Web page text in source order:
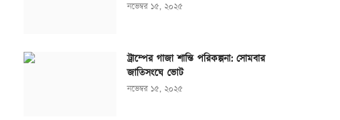
নভেম্বর ১৫, ২০২৫
ট্রাম্পের গাজা শান্তি পরিকল্পনা: সোমবার
জাতিসংঘে ভোট
নভেম্বর ১৫, ২০২৫